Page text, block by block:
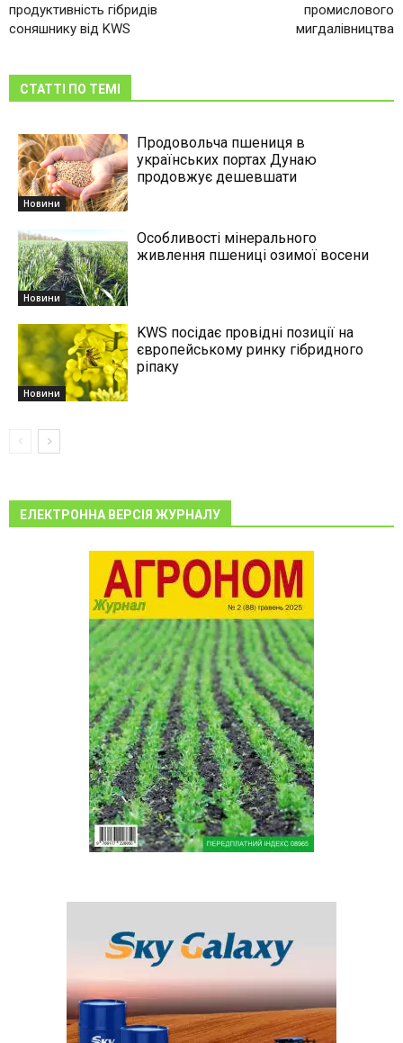
продуктивність гібридів
соняшнику від KWS
промислового
мигдалівництва
СТАТТІ ПО ТЕМІ
Новини
Продовольча пшениця в
українських портах Дунаю
продовжує дешевшати
Новини
Особливості мінерального
живлення пшениці озимої восени
Новини
KWS посідає провідні позиції на
європейському ринку гібридного
ріпаку
ЕЛЕКТРОННА ВЕРСІЯ ЖУРНАЛУ